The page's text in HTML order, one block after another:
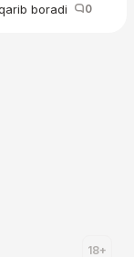
boradi
0
18+